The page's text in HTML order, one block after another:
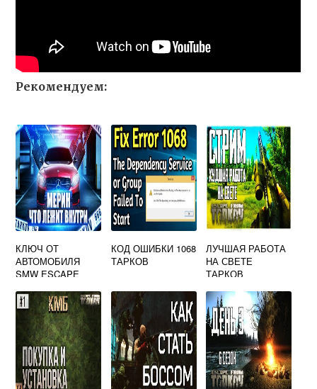
Рекомендуем:
КЛЮЧ ОТ
АВТОМОБИЛЯ
SMW ESCAPE
КОД ОШИБКИ 1068
ТАРКОВ
ЛУЧШАЯ РАБОТА
НА СВЕТЕ
ТАРКОВ